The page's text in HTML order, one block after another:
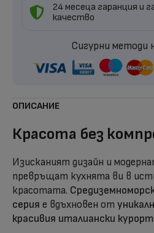
24 месеца гаранция и
качество
Сигурни методи
ОПИСАНИЕ
Красота без
Изисканият дизайн и
превръщат кухнята ви в
красотата.
серия е вдъхновен от
красивия италиански